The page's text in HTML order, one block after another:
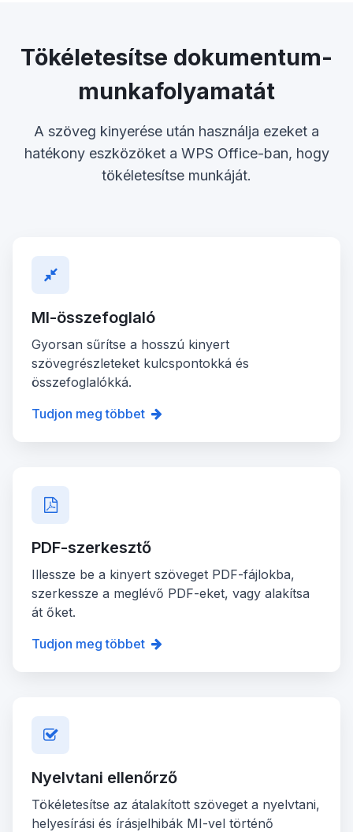
Tökéletesítse dokumentum-
munkafolyamatát
A szöveg kinyerése után használja ezeket a
hatékony eszközöket a WPS Office-ban, hogy
tökéletesítse munkáját.
MI-összefoglaló
Gyorsan sűrítse a hosszú kinyert
szövegrészleteket kulcspontokká és
összefoglalókká.
Tudjon meg többet
PDF-szerkesztő
Illessze be a kinyert szöveget PDF-fájlokba,
szerkessze a meglévő PDF-eket, vagy alakítsa
át őket.
Tudjon meg többet
Nyelvtani ellenőrző
Tökéletesítse az átalakított szöveget a nyelvtani,
helyesírási és írásjelhibák MI-vel történő